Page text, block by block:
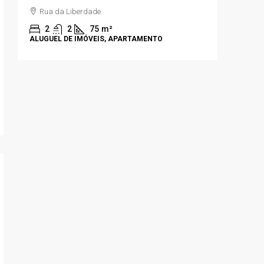
Rua da Liberdade
2 2 75 m²
ALUGUEL DE IMÓVEIS, APARTAMENTO